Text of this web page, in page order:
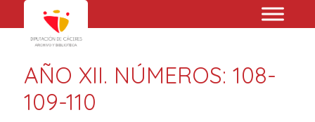
AÑO XII. NÚMEROS: 108-
109-110